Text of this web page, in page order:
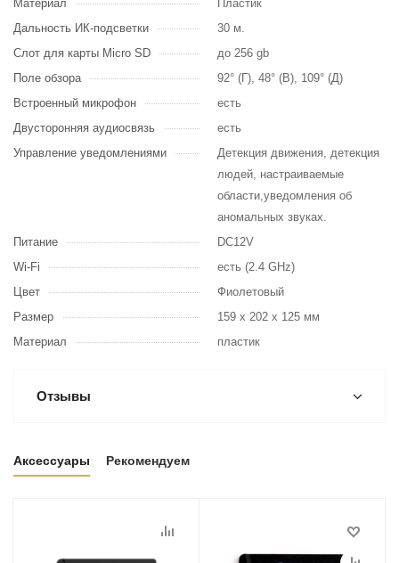
Материал
Пластик
Дальность ИК-подсветки
30 м.
Слот для карты Micro SD
до 256 gb
Поле обзора
92° (Г), 48° (В), 109° (Д)
Встроенный микрофон
есть
Двусторонняя аудиосвязь
есть
Управление уведомлениями
Детекция движения, детекция
людей, настраиваемые
области,уведомления об
аномальных звуках.
Питание
DC12V
Wi-Fi
есть (2.4 GHz)
Цвет
Фиолетовый
Размер
159 x 202 x 125 мм
Материал
пластик
Отзывы
Аксессуары Рекомендуем